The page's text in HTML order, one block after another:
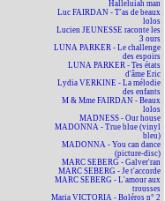
Halleluiah man
Luc FAIRDAN - T'as de beaux
lolos
Lucien JEUNESSE raconte les
3 ours
LUNA PARKER - Le challenge
des espoirs
LUNA PARKER - Tes états
d'âme Eric
Lydia VERKINE - La mélodie
des enfants
M & Mme FAIRDAN - Beaux
lolos
MADNESS - Our house
MADONNA - True blue (vinyl
bleu)
MADONNA - You can dance
(picture-disc)
MARC SEBERG - Galver'ran
MARC SEBERG - Je t'accorde
MARC SEBERG - L'amour aux
trousses
Maria VICTORIA - Boléros n° 2